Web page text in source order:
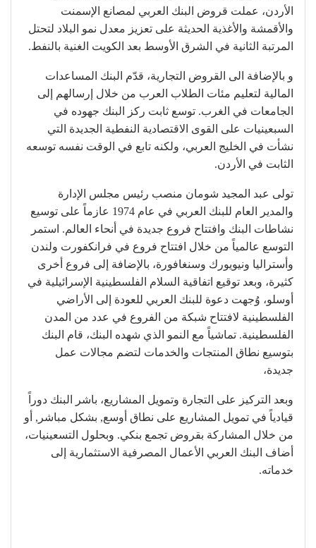
الأردن، عملت قروض البنك العربي لمصانع الإسمنت
والأقمشة والأغذية الحديثة على تعزيز معدل نمو البلاد لتحتل
المرتبة الثانية في الشرق الأوسط بعد الكويت الغنية بالنفط.
و بالإضافة الى القروض التجارية، قدّم البنك المساعدات
المالية لتعليم مئات الطلاب العرب من خلال إرسالهم إلى
الجامعات في الغرب. توسع ثابت ركز البنك جهوده في
السبعينيات على القوى الاقتصادية النفطية الجديدة التي
نشأت في الخليج العربي، ولكنه تابع في الوقت نفسه توسعه
الثابت في الأردن.
تولى عبد المجيد شومان منصب رئيس مجلس الإدارة
والمدير العام للبنك العربي في عام 1974 عازماً على توسيع
نشاطات البنك وافتتاح فروع جديدة في أنحاء العالم. استمر
التوسع عالمياً من خلال افتتاح فروع في فرانكفورت ولندن
وأستراليا ونيويورك وسنغافورة، بالإضافة إلى فروع أخرى
كثيرة، وبعد توقيع اتفاقية السلام الفلسطينية الإسرائيلية في
أوسلو، وُجهت دعوة للبنك العربي للعودة إلى الأراضي
الفلسطينية لافتتاح شبكة من الفروع في عدد من المدن
الفلسطينية. تماشياً مع النمو الذي شهده البنك، قام البنك
بتوسيع نطاق المنتجات والخدمات لتضم مجالات عمل
جديدة،
وبعد التركيز على التجارة وتمويل المشاريع، باشر البنك دوراً
قيادياً في تمويل المشاريع على نطاق أوسع, بشكل مباشر, أو
من خلال المشاركة بقروض تجمع بنكي. وبحلول التسعينيات،
أضاف البنك العربي الأعمال المصرفية الاستثمارية إلى
خدماته.